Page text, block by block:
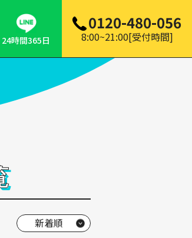
24時間365日
0120-480-056
8:00~21:00[受付時間]